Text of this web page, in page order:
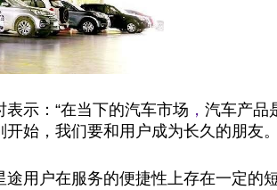
示：“在当下的汽车市场 ， 汽车产品
始，我们要和用户成为长久的朋友。
用户在服务的便捷性上存在一定的